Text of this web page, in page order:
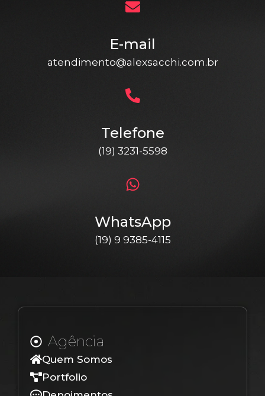
E-mail
atendimento@alexsacchi.com.br
Telefone
(19) 3231-5598
WhatsApp
(19) 9 9385-4115
Agência
Quem Somos
Portfolio